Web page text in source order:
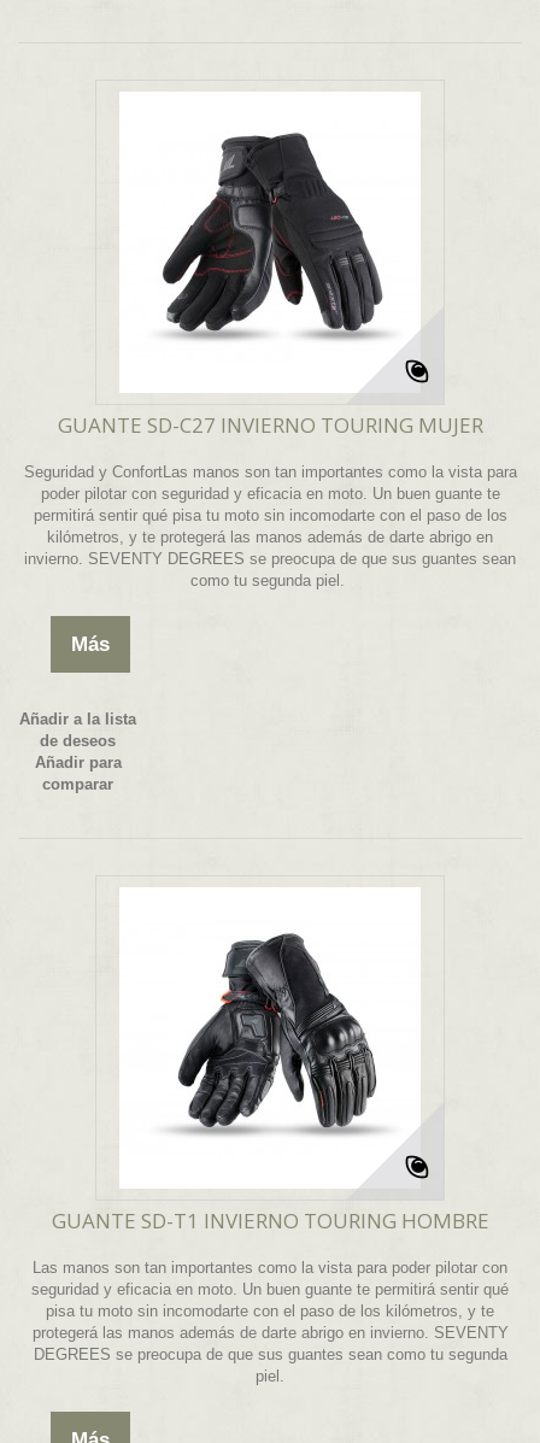
GUANTE SD-C27 INVIERNO TOURING MUJER
Seguridad y ConfortLas manos son tan importantes como la vista para
poder pilotar con seguridad y eficacia en moto. Un buen guante te
permitirá sentir qué pisa tu moto sin incomodarte con el paso de los
kilómetros, y te protegerá las manos además de darte abrigo en
invierno. SEVENTY DEGREES se preocupa de que sus guantes sean
como tu segunda piel.
Más
Añadir a la lista
de deseos
Añadir para
comparar
GUANTE SD-T1 INVIERNO TOURING HOMBRE
Las manos son tan importantes como la vista para poder pilotar con
seguridad y eficacia en moto. Un buen guante te permitirá sentir qué
pisa tu moto sin incomodarte con el paso de los kilómetros, y te
protegerá las manos además de darte abrigo en invierno. SEVENTY
DEGREES se preocupa de que sus guantes sean como tu segunda
piel.